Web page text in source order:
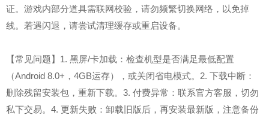
证。游戏内部分道具需联网校验，请勿频繁切换网络，以免掉
线。若遇闪退，请尝试清理缓存或重启设备。
【常见问题】1. 黑屏/卡加载：检查机型是否满足最低配置
（Android 8.0+，4GB运存），或关闭省电模式。2. 下载中断：
删除残留安装包，重新下载。3. 付费异常：联系官方客服，切勿
私下交易。4. 更新失败：卸载旧版后，再安装最新版，注意备份